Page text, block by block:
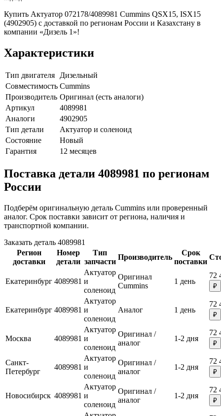
Купить Актуатор 072178/4089981 Cummins QSX15, ISX15
(4902905) с доставкой по регионам России и Казахстану в
компании «Дизель 1»!
Характеристики
Тип двигателя
Дизельный
Совместимость Cummins
Производитель Оригинал (есть аналоги)
Артикул
4089981
Аналоги
4902905
Тип детали
Актуатор и соленоид
Состояние
Новый
Гарантия
12 месяцев
Поставка детали 4089981 по регионам
России
Подберём оригинальную деталь Cummins или проверенный
аналог. Срок поставки зависит от региона, наличия и
транспортной компании.
Заказать деталь 4089981
Регион
доставки
Номер
детали
Тип
запчасти
Производитель
Срок
поставки
Екатеринбург 4089981
Актуатор
и
соленоид
Оригинал
Cummins
1 день
72
₽
Екатеринбург 4089981
Актуатор
и
соленоид
Аналог 1 день
72
₽
Москва 4089981
Актуатор
и
соленоид
Оригинал /
аналог
1-2 дня
72
₽
Санкт-
Петербург
4089981
Актуатор
и
соленоид
Оригинал /
аналог
1-2 дня
72
₽
Новосибирск 4089981
Актуатор
и
соленоид
Оригинал /
аналог
1-2 дня
72
₽